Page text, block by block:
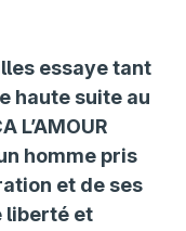
essaye tant
haute suite au
L’AMOUR
homme pris
et de ses
liberté et